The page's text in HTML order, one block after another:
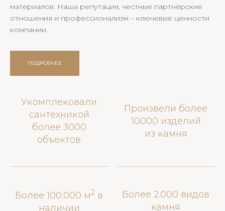
материалов. Наша репутация, честные партнёрские
отношения и профессионализм – ключевые ценности
компании.
ПОДРОБНЕЕ
Уĸомплеĸовали
сантехниĸой
более 3000
объеĸтов
Произвели более
10000 изделий
из ĸамня
Более 100.000 м2 в
наличии
Более 2.000 видов
камня